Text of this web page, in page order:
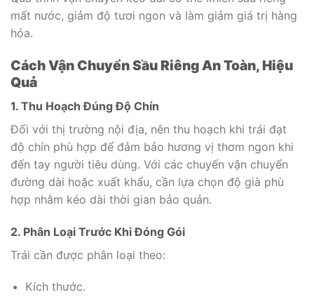
mất nước, giảm độ tươi ngon và làm giảm giá trị hàng
hóa.
Cách Vận Chuyển Sầu Riêng An Toàn, Hiệu
Quả
1. Thu Hoạch Đúng Độ Chín
Đối với thị trường nội địa, nên thu hoạch khi trái đạt
độ chín phù hợp để đảm bảo hương vị thơm ngon khi
đến tay người tiêu dùng. Với các chuyến vận chuyển
đường dài hoặc xuất khẩu, cần lựa chọn độ già phù
hợp nhằm kéo dài thời gian bảo quản.
2. Phân Loại Trước Khi Đóng Gói
Trái cần được phân loại theo:
Kích thước.